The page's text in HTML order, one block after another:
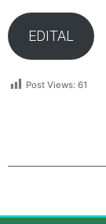
EDITAL
Post Views: 61